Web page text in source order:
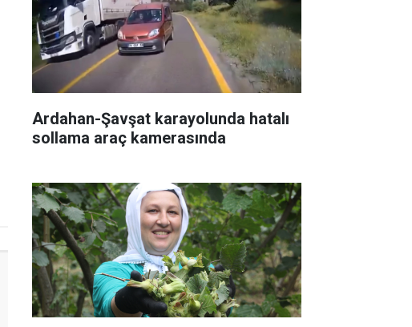
Ardahan-Şavşat karayolunda hatalı
sollama araç kamerasında